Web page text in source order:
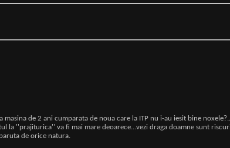
de 2 ani cumparata de noua care la ITP nu i-au iesit bine
la ''prajiturica'' va fi mai mare deoarece...vezi draga doamne sunt
de orice natura.